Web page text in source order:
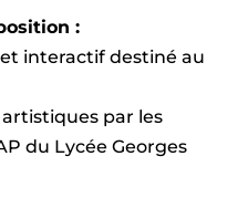
:
interactif destiné au
artistiques par les
du Lycée Georges